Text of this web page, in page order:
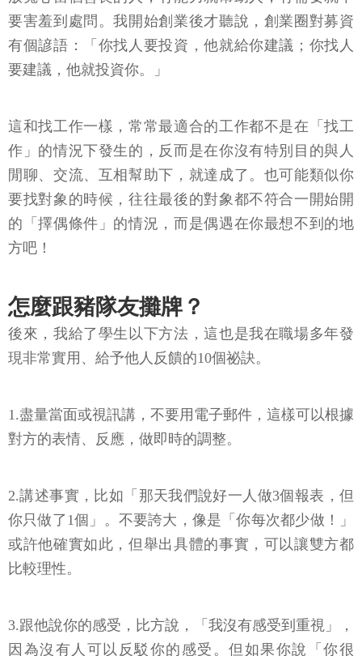
要害羞到處問。我開始創業後才聽說，創業圈對募資
有個諺語：「你找人要投資，他就給你建議；你找人
要建議，他就投資你。」
這和找工作一樣，常常最適合的工作都不是在「找工
作」的情況下發生的，反而是在你沒有特別目的與人
閒聊、交流、互相幫助下，就達成了。也可能類似你
要找對象的時候，往往最後的對象都不符合一開始開
的「擇偶條件」的情況，而是偶遇在你最想不到的地
方吧！
怎麼跟豬隊友攤牌？
後來，我給了學生以下方法，這也是我在職場多年發
現非常實用、給予他人反饋的10個祕訣。
1.盡量當面或視訊講，不要用電子郵件，這樣可以根據
對方的表情、反應，做即時的調整。
2.講述事實，比如「那天我們說好一人做3個報表，但
你只做了1個」。不要誇大，像是「你每次都少做！」
或許他確實如此，但舉出具體的事實，可以讓雙方都
比較理性。
3.跟他說你的感受，比方說，「我沒有感受到重視」，
因為沒有人可以反駁你的感受。但如果你說「你很